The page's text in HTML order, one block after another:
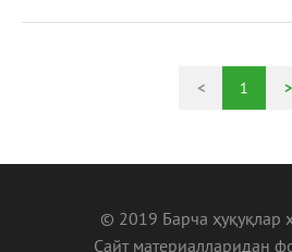
< 1 >
© 2019 Барча ҳуқуқлар